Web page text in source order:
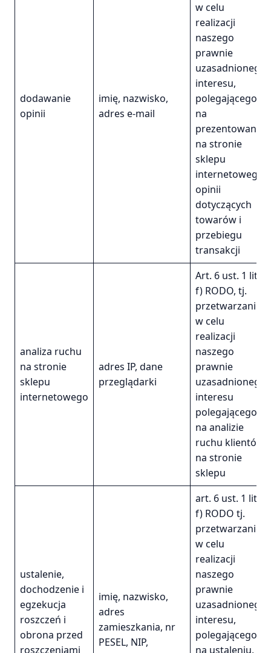
dodawanie
opinii
imię, nazwisko,
adres e-mail
w celu
realizacji
naszego
prawnie
uzasadnionego
interesu,
polegającego
na
prezentowaniu
na stronie
sklepu
internetowego
opinii
dotyczących
towarów i
przebiegu
transakcji
analiza ruchu
na stronie
sklepu
internetowego
adres IP, dane
przeglądarki
Art. 6 ust. 1 lit.
f) RODO, tj.
przetwarzanie
w celu
realizacji
naszego
prawnie
uzasadnionego
interesu
polegającego
na analizie
ruchu klientów
na stronie
sklepu
ustalenie,
dochodzenie i
egzekucja
roszczeń i
obrona przed
roszczeniami
imię, nazwisko,
adres
zamieszkania, nr
PESEL, NIP,
art. 6 ust. 1 lit.
f) RODO tj.
przetwarzanie
w celu
realizacji
naszego
prawnie
uzasadnionego
interesu,
polegającego
na ustaleniu,